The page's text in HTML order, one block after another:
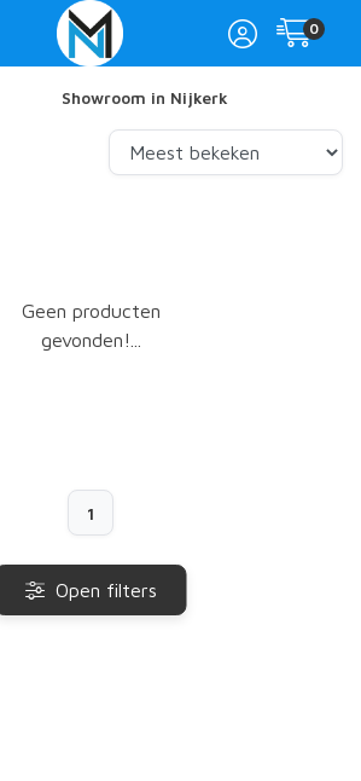
0
Showroom in Nijkerk
Geen producten
gevonden!...
1
Open filters